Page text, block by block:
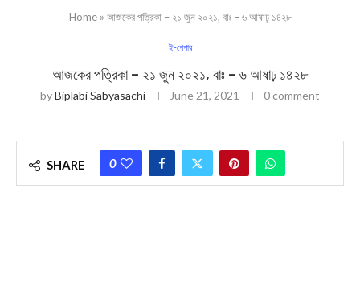
Home» আজকের পত্রিকা – ২১ জুন ২০২১, বাঃ – ৬ আষাঢ় ১৪২৮
ই-পেপার
আজকের পত্রিকা – ২১ জুন ২০২১, বাঃ – ৬ আষাঢ় ১৪২৮
byBiplabi Sabyasachi June 21, 2021 0 comment
SHARE 0